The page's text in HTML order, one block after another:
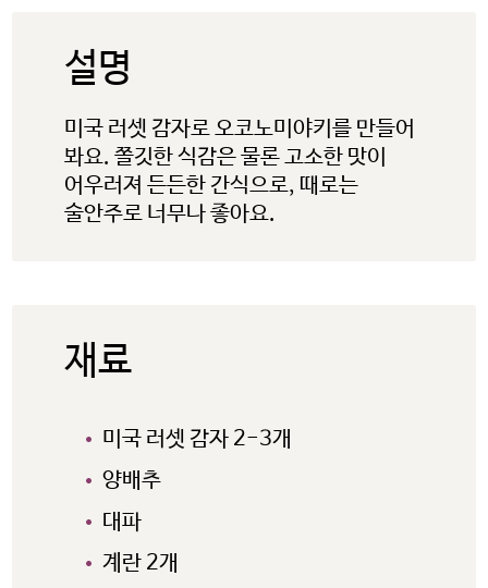
설명
미국 러셋 감자로 오코노미야키를 만들어
봐요. 쫄깃한 식감은 물론 고소한 맛이
어우러져 든든한 간식으로, 때로는
술안주로 너무나 좋아요.
재료
미국 러셋 감자 2-3개
양배추
대파
계란 2개